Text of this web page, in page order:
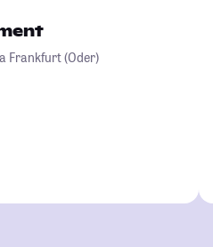
Frankfurt (Oder)